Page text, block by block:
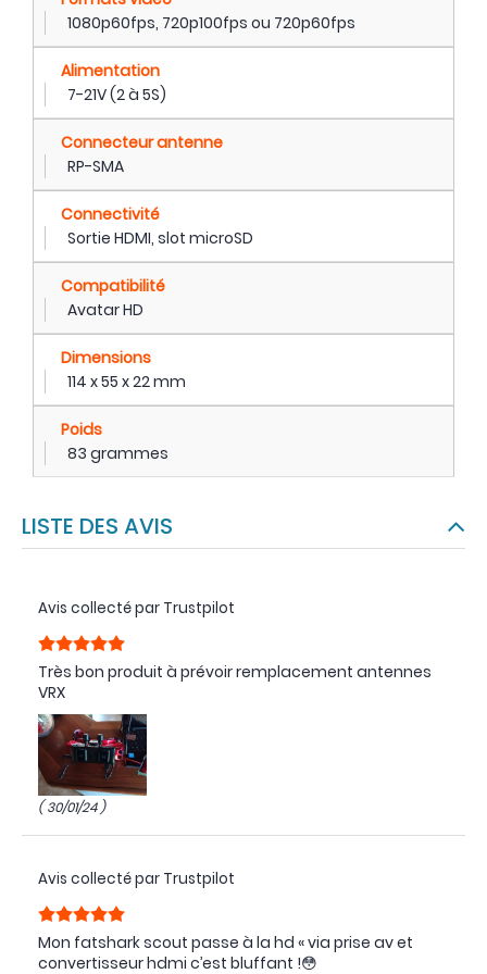
1080p60fps, 720p100fps ou 720p60fps
Alimentation
7-21V (2 à 5S)
Connecteur antenne
RP-SMA
Connectivité
Sortie HDMI, slot microSD
Compatibilité
Avatar HD
Dimensions
114 x 55 x 22 mm
Poids
83 grammes
LISTE DES AVIS
Avis collecté par Trustpilot
Très bon produit à prévoir remplacement antennes
VRX
( 30/01/24 )
Avis collecté par Trustpilot
Mon fatshark scout passe à la hd « via prise av et
convertisseur hdmi c’est bluffant !😳